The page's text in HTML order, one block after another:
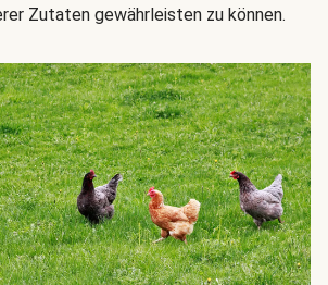
Zutaten gewährleisten zu können.